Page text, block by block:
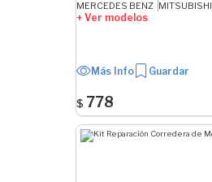
MERCEDES BENZ MITSUBISHI
+ Ver modelos
Más Info Guardar
$ 778